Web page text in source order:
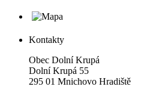
Kontakty
Obec Dolní Krupá
Dolní Krupá 55
295 01 Mnichovo Hradiště